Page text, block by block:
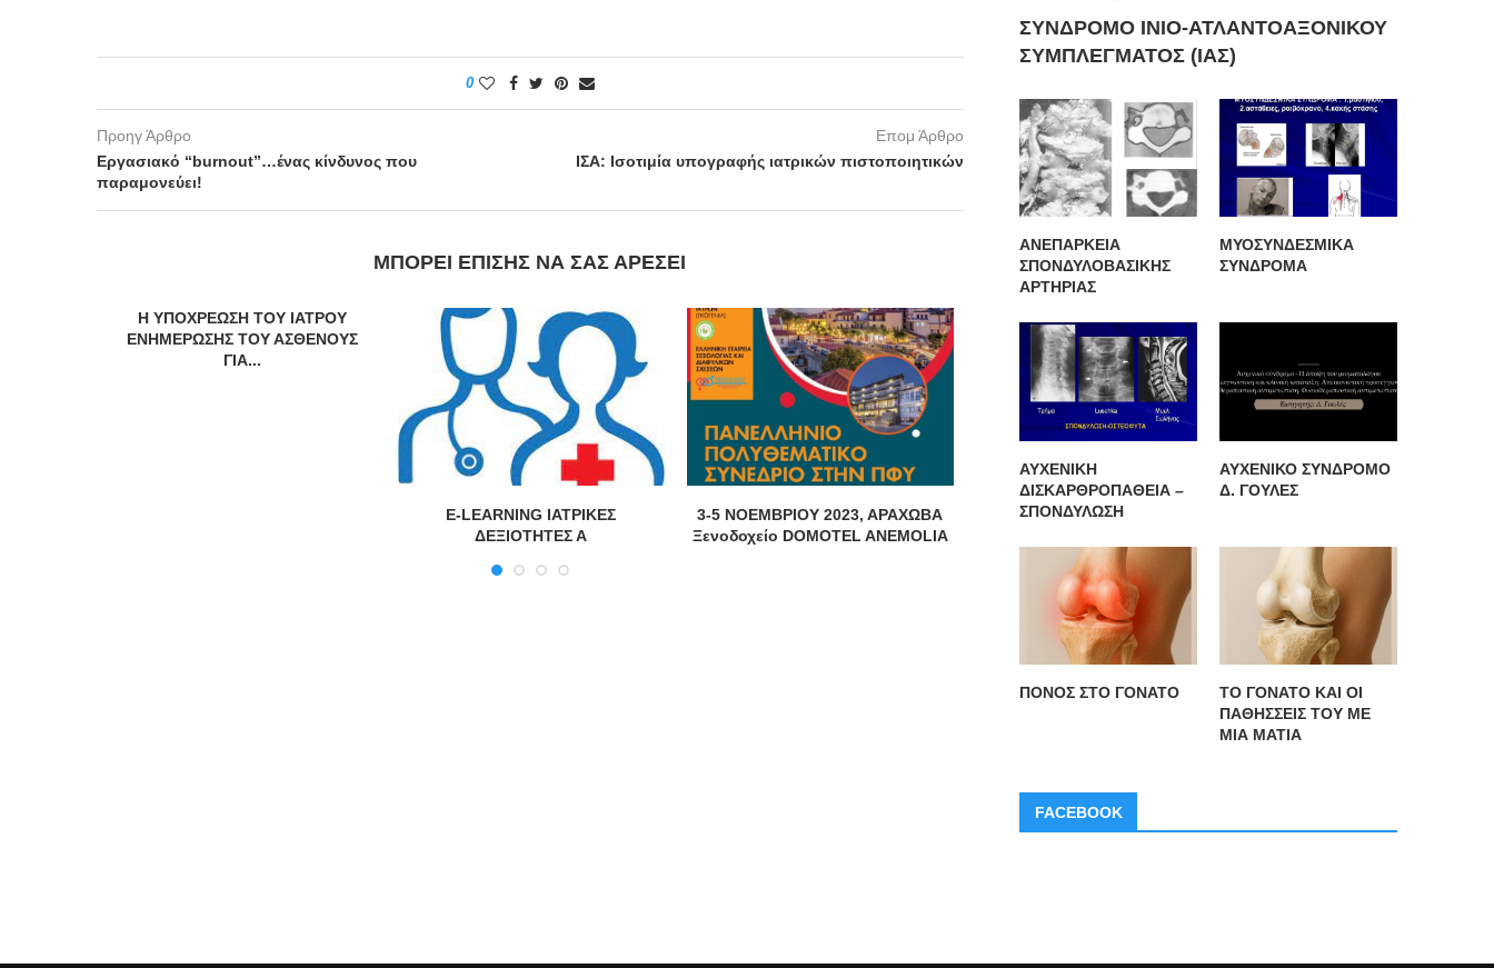
0
Προηγ Άρθρο
Εργασιακό “burnout”…ένας κίνδυνος που
παραμονεύει!
Επομ Άρθρο
ΙΣΑ: Ισοτιμία υπογραφής ιατρικών πιστοποιητικών
ΜΠΟΡΕΊ ΕΠΊΣΗΣ ΝΑ ΣΑΣ ΑΡΈΣΕΙ
Η ΥΠΟΧΡΕΩΣΗ ΤΟΥ ΙΑΤΡΟΥ
ΕΝΗΜΕΡΩΣΗΣ ΤΟΥ ΑΣΘΕΝΟΥΣ
ΓΙΑ...
E-LEARNING ΙΑΤΡΙΚΕΣ
ΔΕΞΙΟΤΗΤΕΣ Α
3-5 ΝΟΕΜΒΡΙΟΥ 2023, ΑΡΑΧΩΒΑ
Ξενοδοχείο DOMOTEL ANEMOLIA
O IΣΑ ανακοινώνει την ίδρυση
Ασφάλισης
ΣΥΝΔΡΟΜΟ ΙΝΙΟ-ΑΤΛΑΝΤΟΑΞΟΝΙΚΟΥ
ΣΥΜΠΛΕΓΜΑΤΟΣ (ΙΑΣ)
ΑΝΕΠΑΡΚΕΙΑ
ΣΠΟΝΔΥΛΟΒΑΣΙΚΗΣ
ΑΡΤΗΡΙΑΣ
ΜΥΟΣΥΝΔΕΣΜΙΚΑ
ΣΥΝΔΡΟΜΑ
ΑΥΧΕΝΙΚΗ
ΔΙΣΚΑΡΘΡΟΠΑΘΕΙΑ –
ΣΠΟΝΔΥΛΩΣΗ
ΑΥΧΕΝΙΚΟ ΣΥΝΔΡΟΜΟ
Δ. ΓΟΥΛΕΣ
ΠΟΝΟΣ ΣΤΟ ΓΟΝΑΤΟ
ΤΟ ΓΟΝΑΤΟ ΚΑΙ ΟΙ
ΠΑΘΗΣΣΕΙΣ ΤΟΥ ΜΕ
ΜΙΑ ΜΑΤΙΑ
FACEBOOK